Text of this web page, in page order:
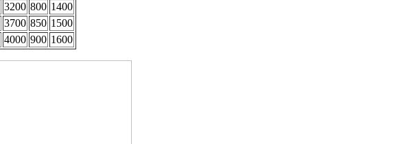
3200 800 1400
3700 850 1500
4000 900 1600